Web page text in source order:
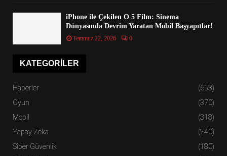
iPhone ile Çekilen O 5 Film: Sinema
Dünyasında Devrim Yaratan Mobil Başyapıtlar!
Temmuz 22, 2026 0
KATEGORILER
Haberler
(653)
Oyun
(370)
Mobil
(318)
Yapay Zeka
(240)
Siber Güvenlik
(180)